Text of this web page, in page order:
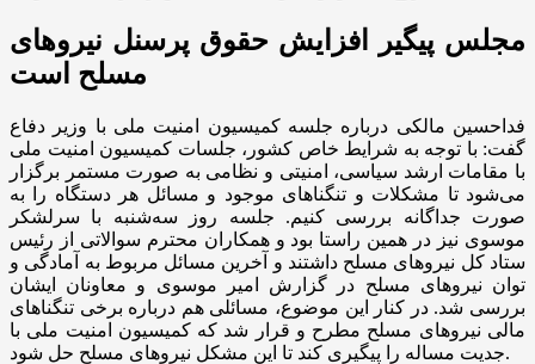
مجلس پیگیر افزایش حقوق پرسنل نیرو‌های
مسلح است
فداحسین مالکی درباره جلسه کمیسیون امنیت ملی با وزیر دفاع
گفت: با توجه به شرایط خاص کشور، جلسات کمیسیون امنیت ملی
با مقامات ارشد سیاسی، امنیتی و نظامی به صورت مستمر برگزار
می‌شود تا مشکلات و تنگنا‌های موجود و مسائل هر دستگاه را به
صورت جداگانه بررسی کنیم. جلسه روز سه‌شنبه با سرلشکر
موسوی نیز در همین راستا بود و همکاران محترم سوالاتی از رئیس
ستاد کل نیرو‌های مسلح داشتند و آخرین مسائل مربوط به آمادگی و
توان نیرو‌های مسلح در گزارش امیر موسوی و معاونان ایشان
بررسی شد. در کنار این موضوع، مسائلی هم درباره برخی تنگنا‌های
مالی نیرو‌های مسلح مطرح و قرار شد که کمیسیون امنیت ملی با
جدیت مساله را پیگیری کند تا این مشکل نیرو‌های مسلح حل شود.